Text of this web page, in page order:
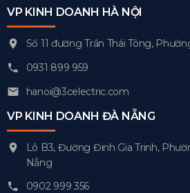
VP KINH DOANH HÀ NỘI
Số 11 đường Trần Thái Tông,
0931 899 959
hanoi@3celectric.com
VP KINH DOANH ĐÀ NẴNG
Lô B3, Đường Đinh Gia Trinh,
Nẵng
0902 999 356